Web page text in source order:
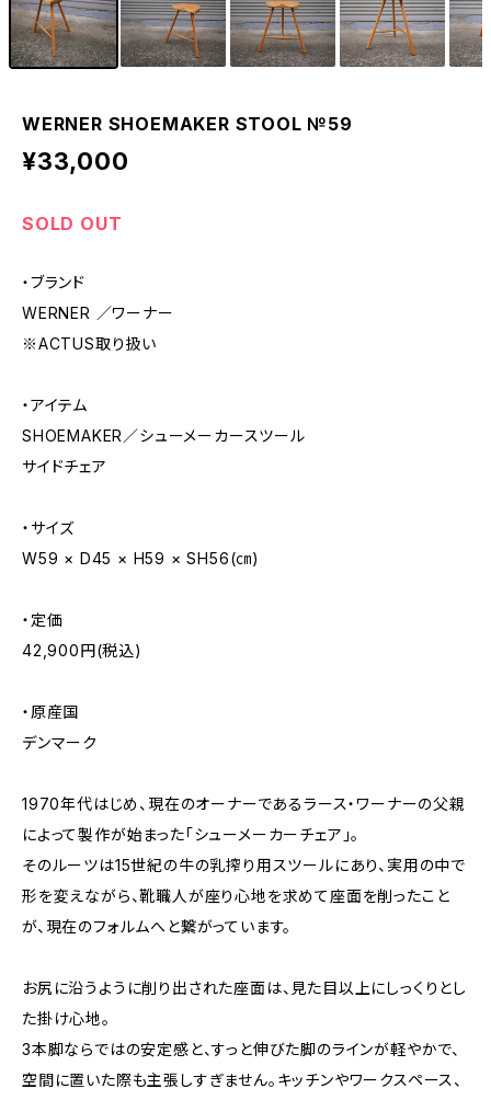
WERNER SHOEMAKER STOOL №59
¥33,000
SOLD OUT
・ブランド
WERNER ／ワーナー
※ACTUS取り扱い
・アイテム
SHOEMAKER／シューメーカースツール
サイドチェア
・サイズ
W59 × D45 × H59 × SH56(㎝)
・定価
42,900円(税込)
・原産国
デンマーク
1970年代はじめ、現在のオーナーであるラース・ワーナーの父親
によって製作が始まった「シューメーカーチェア」。
そのルーツは15世紀の牛の乳搾り用スツールにあり、実用の中で
形を変えながら、靴職人が座り心地を求めて座面を削ったこと
が、現在のフォルムへと繋がっています。
お尻に沿うように削り出された座面は、見た目以上にしっくりとし
た掛け心地。
3本脚ならではの安定感と、すっと伸びた脚のラインが軽やかで、
空間に置いた際も主張しすぎません。キッチンやワークスペース、